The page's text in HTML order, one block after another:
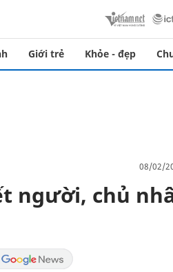
Giới trẻ Khỏe - đẹp
08/02/
người, chủ